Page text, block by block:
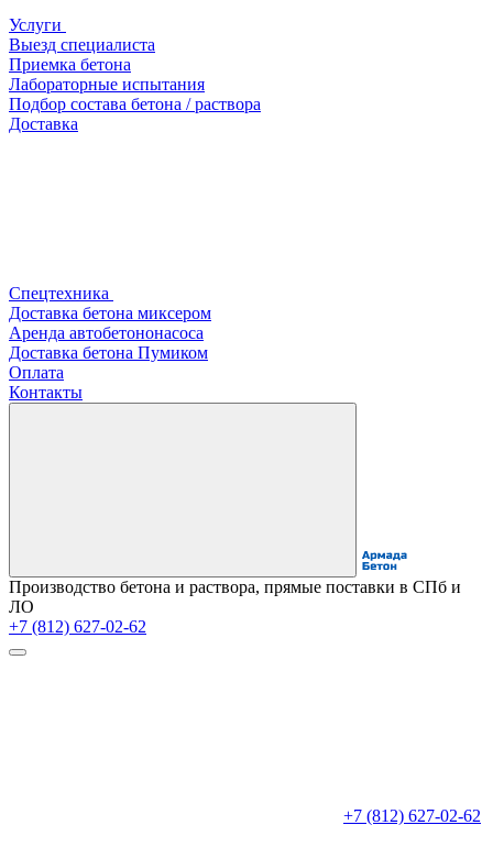
Услуги
Выезд специалиста
Приемка бетона
Лабораторные испытания
Подбор состава бетона / раствора
Доставка
Спецтехника
Доставка бетона миксером
Аренда автобетононасоса
Доставка бетона Пумиком
Оплата
Контакты
Производство бетона и раствора, прямые поставки в СПб и
ЛО
+7 (812) 627-02-62
+7 (812) 627-02-62